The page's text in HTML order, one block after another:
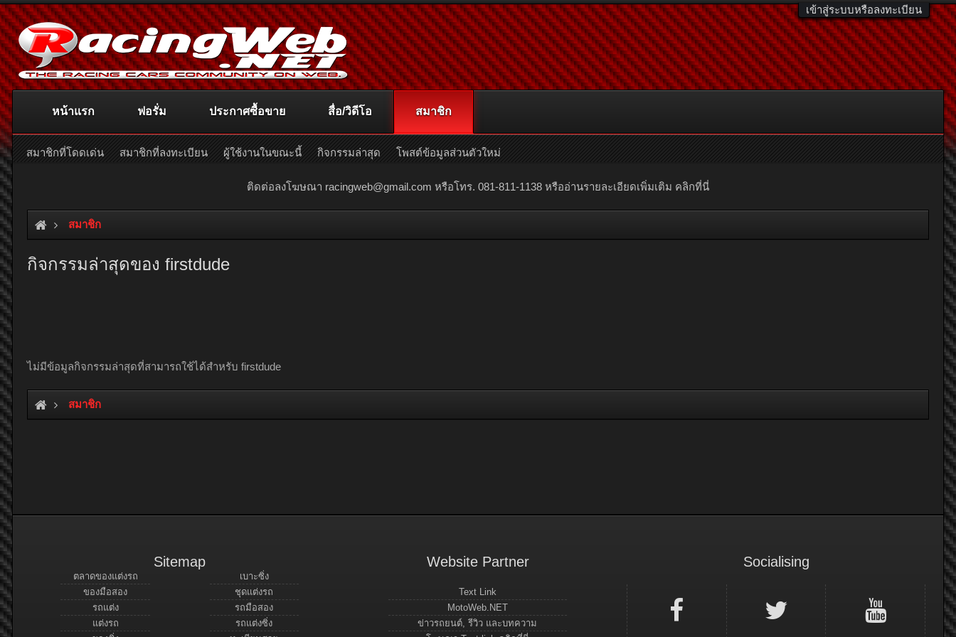
เข้าสู่ระบบหรือลงทะเบียน
ติดต่อลงโฆษณา racingweb@gmail.com หรือโทร. 081-811-1138 หรืออ่านรายละเอียดเพิ่มเติม คลิกที่นี่
สมาชิก
กิจกรรมล่าสุดของ firstdude
ไม่มีข้อมูลกิจกรรมล่าสุดที่สามารถใช้ได้สำหรับ firstdude
สมาชิก
หน้าแรก ฟอรั่ม ประกาศซื้อขาย สื่อ/วิดีโอ สมาชิก
สมาชิกที่โดดเด่น สมาชิกที่ลงทะเบียน ผู้ใช้งานในขณะนี้ กิจกรรมล่าสุด โพสต์ข้อมูลส่วนตัวใหม่
Sitemap
ตลาดของแต่งรถ
ของมือสอง
รถแต่ง
แต่งรถ
เบาะซิ่ง
ชุดแต่งรถ
รถมือสอง
รถแต่งซิ่ง
Website Partner
Text Link
MotoWeb.NET
ข่าวรถยนต์, รีวิว และบทความ
Socialising